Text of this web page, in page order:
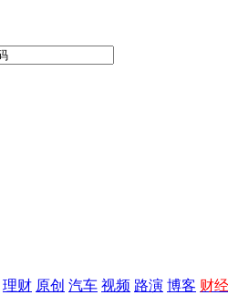
理财 原创 汽车 视频 路演 博客 财